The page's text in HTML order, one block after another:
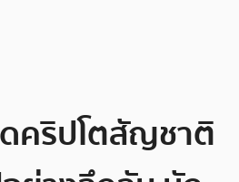
ดคริปโตสัญชาติ